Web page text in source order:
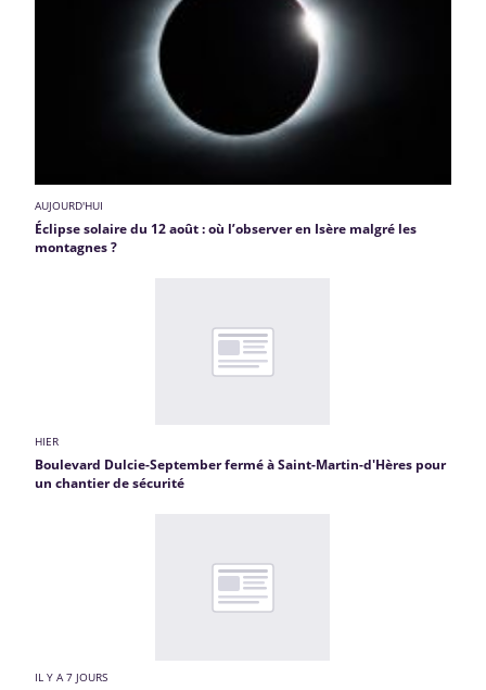
AUJOURD'HUI
Éclipse solaire du 12 août : où l’observer en Isère malgré les
montagnes ?
HIER
Boulevard Dulcie-September fermé à Saint-Martin-d'Hères pour
un chantier de sécurité
IL Y A 7 JOURS